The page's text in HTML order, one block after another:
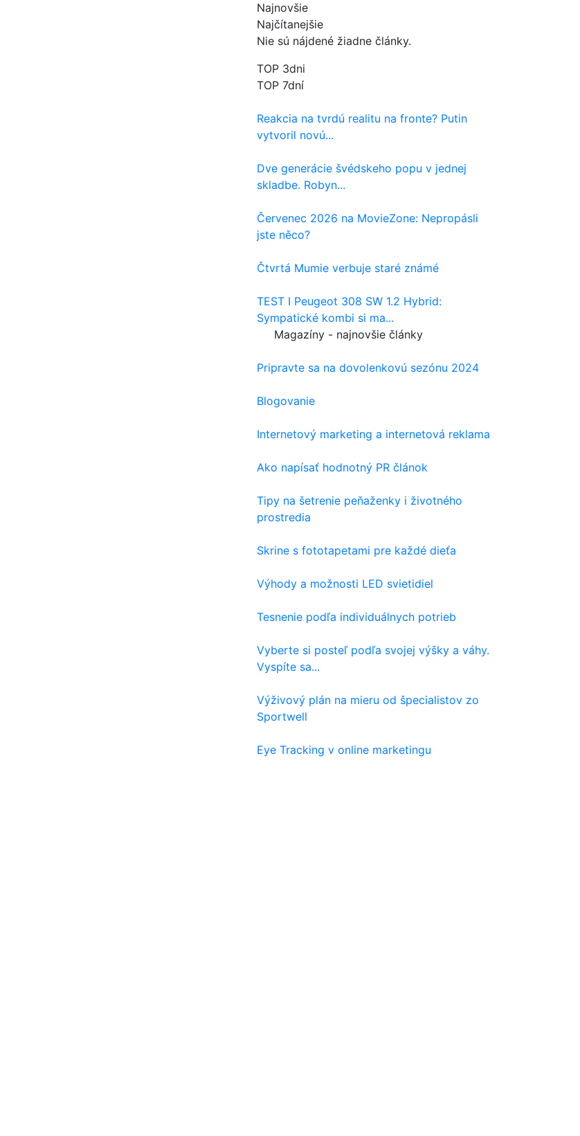
Najnovšie
Najčítanejšie
Nie sú nájdené žiadne články.
TOP 3dni
TOP 7dní
Reakcia na tvrdú realitu na fronte? Putin
vytvoril novú...
Dve generácie švédskeho popu v jednej
skladbe. Robyn...
Červenec 2026 na MovieZone: Nepropásli
jste něco?
Čtvrtá Mumie verbuje staré známé
TEST I Peugeot 308 SW 1.2 Hybrid:
Sympatické kombi si ma...
Magazíny - najnovšie články
Pripravte sa na dovolenkovú sezónu 2024
Blogovanie
Internetový marketing a internetová reklama
Ako napísať hodnotný PR článok
Tipy na šetrenie peňaženky i životného
prostredia
Skrine s fototapetami pre každé dieťa
Výhody a možnosti LED svietidiel
Tesnenie podľa individuálnych potrieb
Vyberte si posteľ podľa svojej výšky a váhy.
Vyspíte sa...
Výživový plán na mieru od špecialistov zo
Sportwell
Eye Tracking v online marketingu